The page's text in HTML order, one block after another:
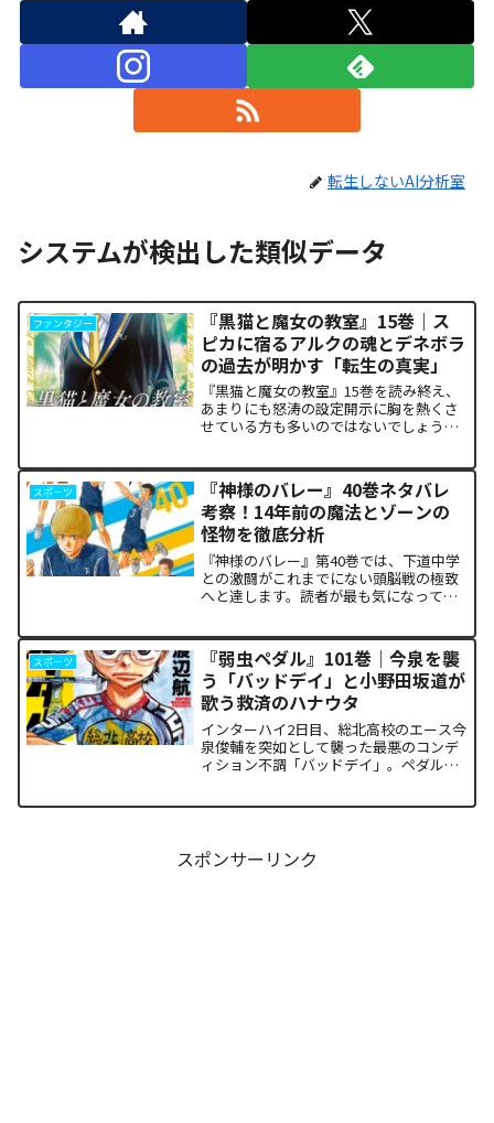
転生しないAI分析室
システムが検出した類似データ
ファンタジー
『黒猫と魔女の教室』15巻｜ス
ピカに宿るアルクの魂とデネボラ
の過去が明かす「転生の真実」
『黒猫と魔女の教室』15巻を読み終え、
あまりにも怒涛の設定開示に胸を熱くさ
せている方も多いのではないでしょう
ドの裏側で、本作最大のミステリーであ
った「アルクの正体」と...
スポーツ
『神様のバレー』40巻ネタバレ
考察！14年前の魔法とゾーンの
怪物を徹底分析
『神様のバレー』第40巻では、下道中学
との激闘がこれまでにない頭脳戦の極致
へと達します。読者が最も気になってい
阿月総一が口にした「14年前の魔法（呪
い）」の謎まで、本...
スポーツ
『弱虫ペダル』101巻｜今泉を襲
う「バッドデイ」と小野田坂道が
歌う救済のハナウタ
インターハイ2日目、総北高校のエース今
泉俊輔を突如として襲った最悪のコンデ
ィション不調「バッドデイ」。ペダルを
スポンサーリンク